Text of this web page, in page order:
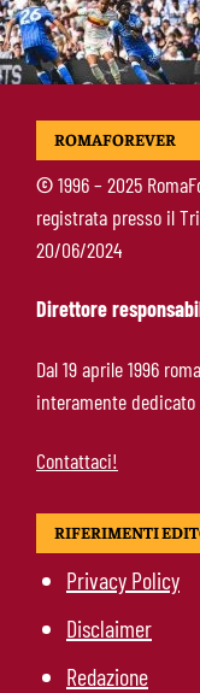
ROMAFOREVER
©1996 – 2025
registrata presso il
20/06/2024
Direttore
Dal 19 aprile 1996
interamente dedicato
Contattaci!
RIFERIMENTI
Privacy Policy
Disclaimer
Redazione